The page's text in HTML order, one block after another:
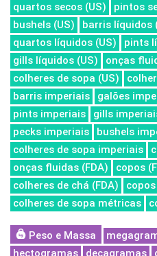
quartos secos (US)
pintos
bushels (US)
barris líquidos
quartos líquidos (US)
pints
gills líquidos (US)
onças
colheres de sopa (US)
barris imperiais
galões
pints imperiais
gills
pecks imperiais
bushels
colheres de sopa imperiais
onças fluidas (FDA)
copos
colheres de chá (FDA)
colheres de sopa métricas
Peso e Massa
hectogramas
decagramas